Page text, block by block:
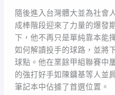
隨後進入台灣體大並為社會
成棒階段迎來了力量的爆發
下，他不再只是單純靠本能
如何解讀投手的球路，並將
球點。他在業餘甲組聯賽中
的強打好手如陳鏞基等人並
筆記本中佔據了首選位置。